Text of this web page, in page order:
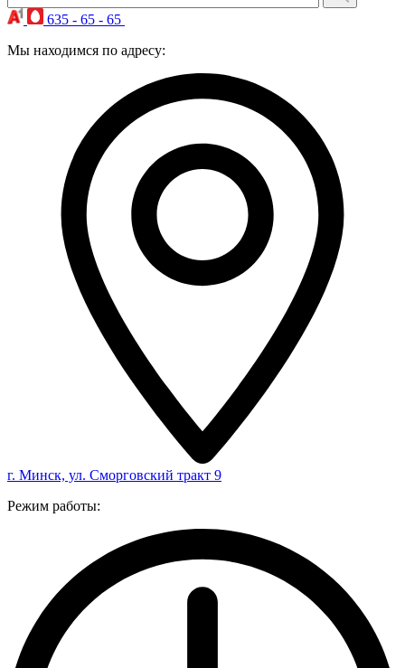
635 - 65 - 65
Мы находимся по адресу:
г. Минск, ул. Сморговский тракт 9
Режим работы: